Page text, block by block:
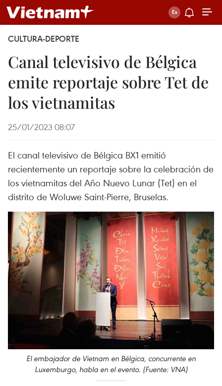
CULTURA-DEPORTE
Canal televisivo de Bélgica
emite reportaje sobre Tet de
los vietnamitas
25/01/2023 08:07
El canal televisivo de Bélgica BX1 emitió
recientemente un reportaje sobre la celebración de
los vietnamitas del Año Nuevo Lunar (Tet) en el
distrito de Woluwe Saint-Pierre, Bruselas.
El embajador de Vietnam en Bélgica, concurrente en
Luxemburgo, habla en el evento. (Fuente: VNA)